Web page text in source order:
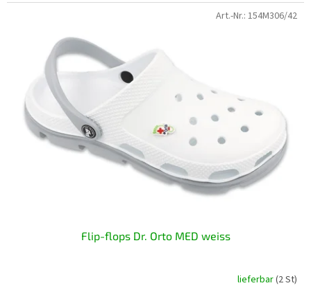
Flip-flops Dr. Orto MED weiss
lieferbar(2 St)
Art.-Nr.: 154M306/42